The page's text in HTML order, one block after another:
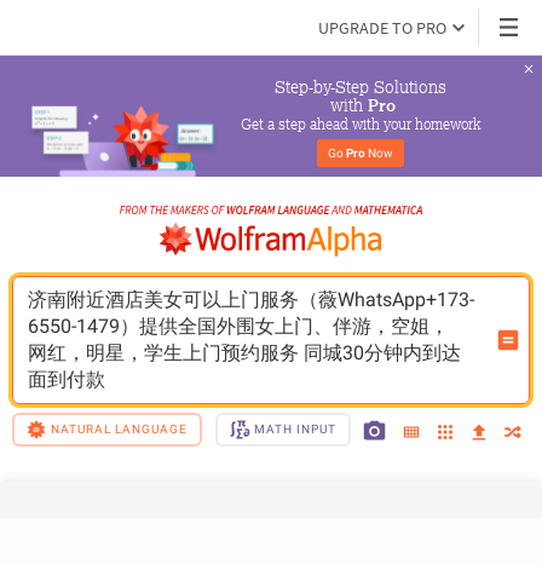
UPGRADE TO PRO
Step-by-Step Solutions
with Pro
Get a step ahead with your homework
Go Pro Now
济南附近酒店美女可以上门服务（薇WhatsApp+173-
6550-1479）提供全国外围女上门、伴游，空姐，
网红，明星，学生上门预约服务 同城30分钟内到达
面到付款
NATURAL LANGUAGE MATH INPUT